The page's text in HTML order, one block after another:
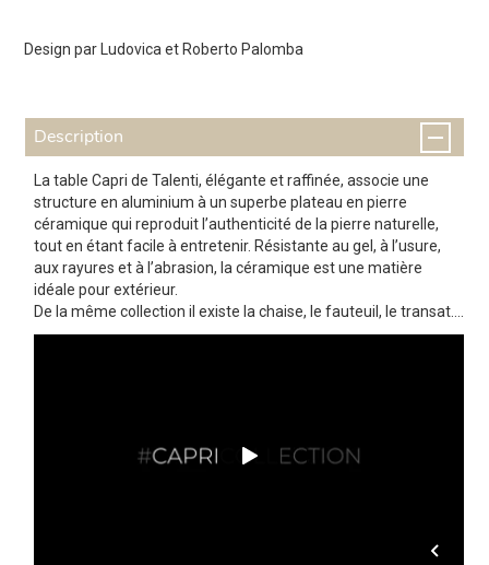
Design par Ludovica et Roberto Palomba
Description
La table Capri de Talenti, élégante et raffinée, associe une
structure en aluminium à un superbe plateau en pierre
céramique qui reproduit l’authenticité de la pierre naturelle,
tout en étant facile à entretenir. Résistante au gel, à l’usure,
aux rayures et à l’abrasion, la céramique est une matière
idéale pour extérieur.
De la même collection il existe la chaise, le fauteuil, le transat….